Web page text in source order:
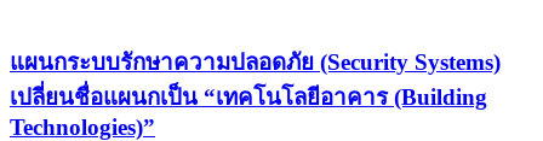
แผนกระบบรักษาความปลอดภัย (Security Systems)
เปลี่ยนชื่อแผนกเป็น “เทคโนโลยีอาคาร (Building
Technologies)”